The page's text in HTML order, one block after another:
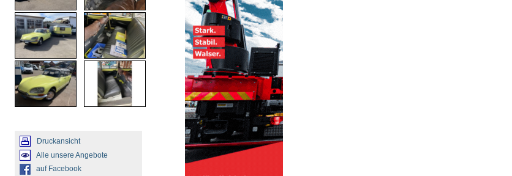
Druckansicht
Alle unsere Angebote
auf Facebook